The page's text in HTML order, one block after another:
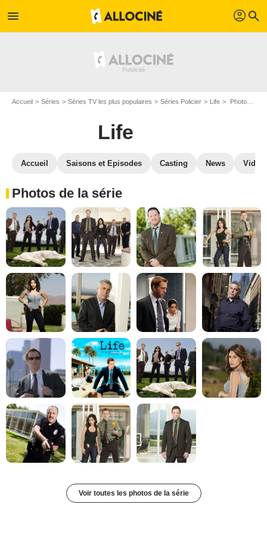
menu profil search
Accueil Séries Séries TV les plus populaires Séries Policier Life Photos Life
Life
Accueil Saisons et Episodes Casting News
Photos de la série
Voir toutes les photos de la série